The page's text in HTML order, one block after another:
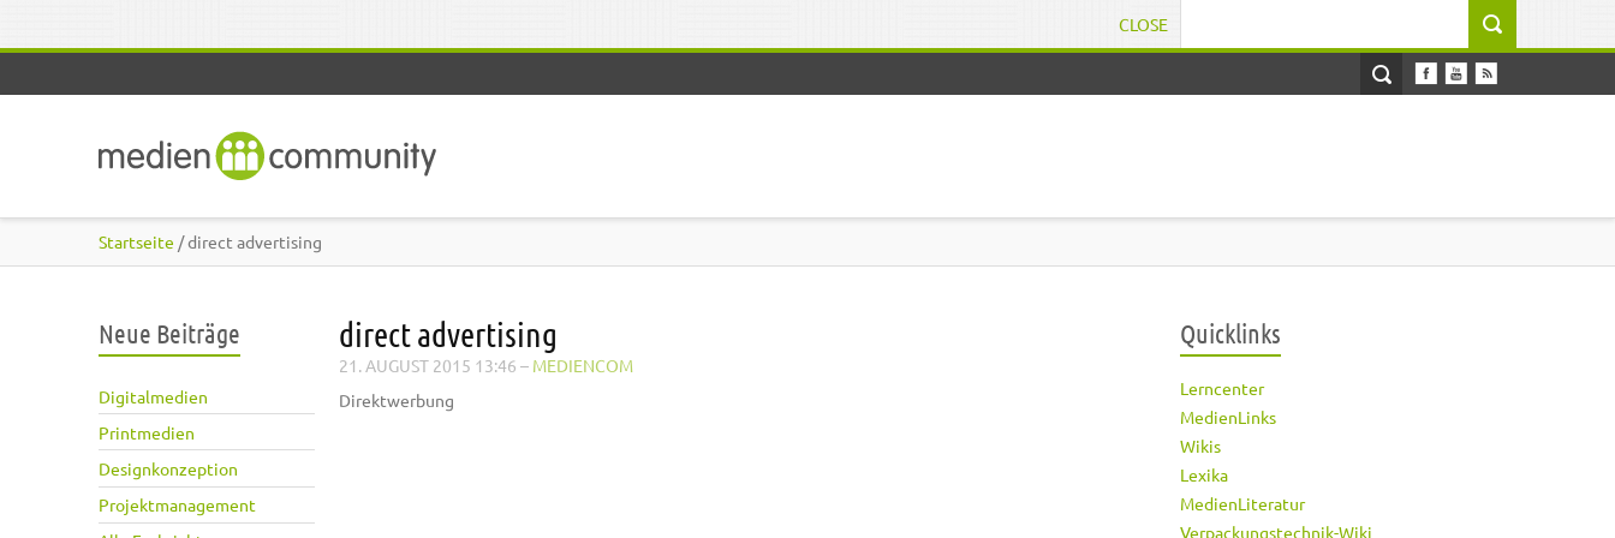
CLOSE
Startseite / direct advertising
Neue Beiträge
Digitalmedien
Printmedien
Designkonzeption
Projektmanagement
direct advertising
21. AUGUST 2015 13:46 – MEDIENCOM
Direktwerbung
Quicklinks
Lerncenter
MedienLinks
Wikis
Lexika
MedienLiteratur
Verpackungstechnik-Wiki